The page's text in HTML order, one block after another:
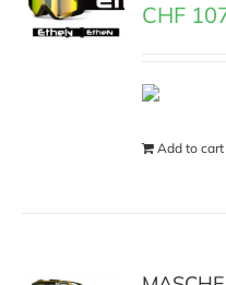
CHF
Add to cart